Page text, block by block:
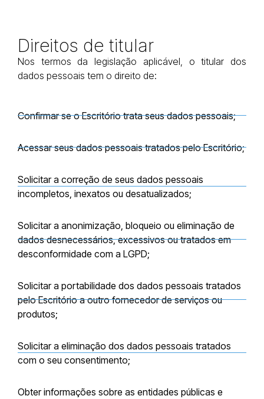
Direitos de titular
Nos termos da legislação aplicável, o titular dos
dados pessoais tem o direito de:
Confirmar se o Escritório trata seus dados pessoais;
Acessar seus dados pessoais tratados pelo Escritório;
Solicitar a correção de seus dados pessoais
incompletos, inexatos ou desatualizados;
Solicitar a anonimização, bloqueio ou eliminação de
dados desnecessários, excessivos ou tratados em
desconformidade com a LGPD;
Solicitar a portabilidade dos dados pessoais tratados
pelo Escritório a outro fornecedor de serviços ou
produtos;
Solicitar a eliminação dos dados pessoais tratados
com o seu consentimento;
Obter informações sobre as entidades públicas e